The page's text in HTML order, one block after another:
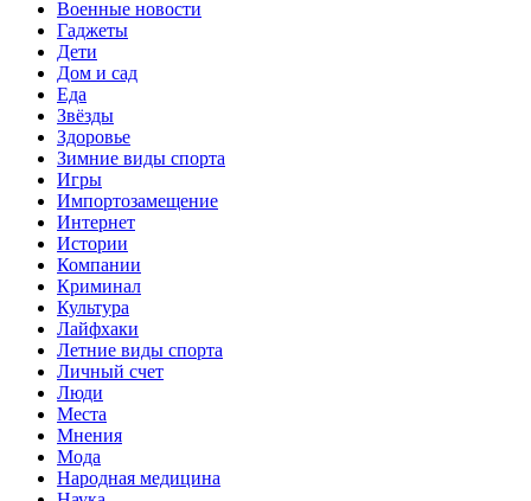
Военные новости
Гаджеты
Дети
Дом и сад
Еда
Звёзды
Здоровье
Зимние виды спорта
Игры
Импортозамещение
Интернет
Истории
Компании
Криминал
Культура
Лайфхаки
Летние виды спорта
Личный счет
Люди
Места
Мнения
Мода
Народная медицина